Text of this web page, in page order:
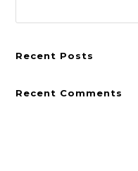
Recent Posts
Recent Comments